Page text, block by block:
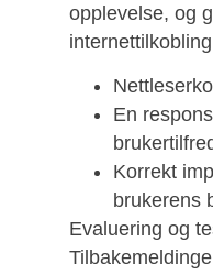
opplevelse, og
En
Korrekt
brukerens
Evaluering og